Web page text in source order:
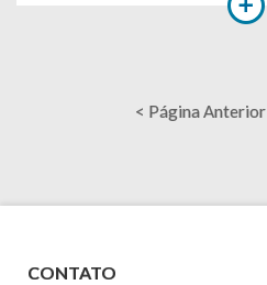
< Página Anterior
CONTATO